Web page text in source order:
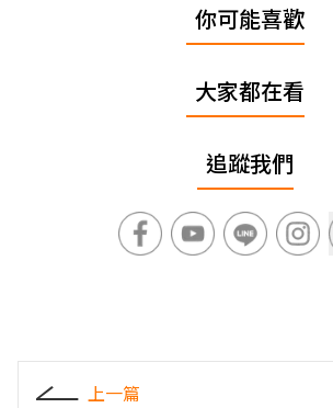
你可能喜歡
大家都在看
追蹤我們
上一篇